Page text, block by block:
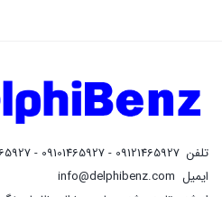
تلفن 09121465927 - 09101465927 - 09391465927 - 02136915773
ایمیل info@delphibenz.com